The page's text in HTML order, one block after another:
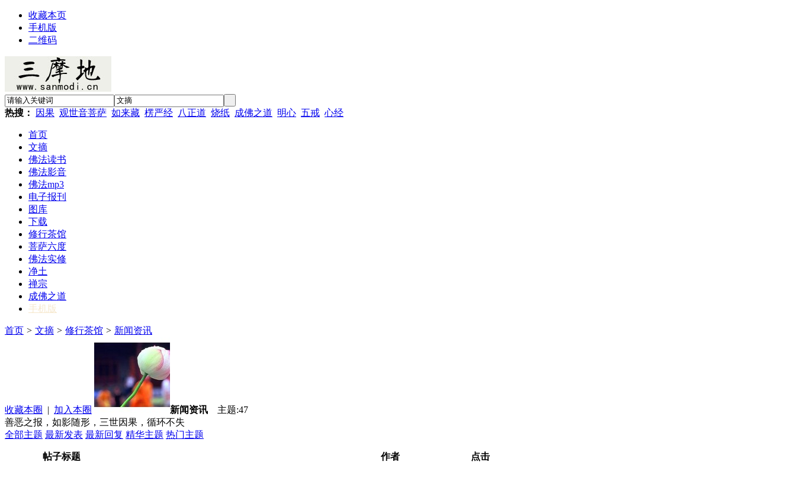
收藏本页
手机版
二维码
热搜： 因果 观世音菩萨 如来藏 楞严经 八正道 烧纸 成佛之道 明心 五戒 心经
首页
文摘
佛法读书
佛法影音
佛法mp3
电子报刊
图库
下载
修行茶馆
菩萨六度
佛法实修
净土
禅宗
成佛之道
手机版
首页 > 文摘 > 修行茶馆 > 新闻资讯
收藏本圈 | 加入本圈 新闻资讯 主题:47
善恶之报，如影随形，三世因果，循环不失
全部主题 最新发表 最新回复 精华主题 热门主题
帖子标题 作者 点击